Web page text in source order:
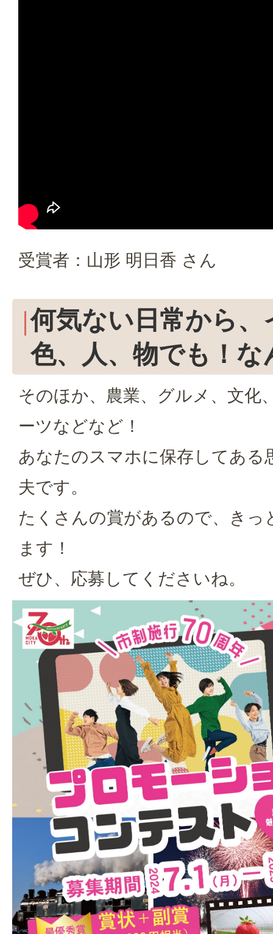
受賞者：山形 明日香 さん
何気ない日常から、
色、人、物でも！な
そのほか、農業、グルメ、文化
ーツなどなど！
あなたのスマホに保存してある
夫です。
たくさんの賞があるので、きっ
ます！
ぜひ、応募してくださいね。